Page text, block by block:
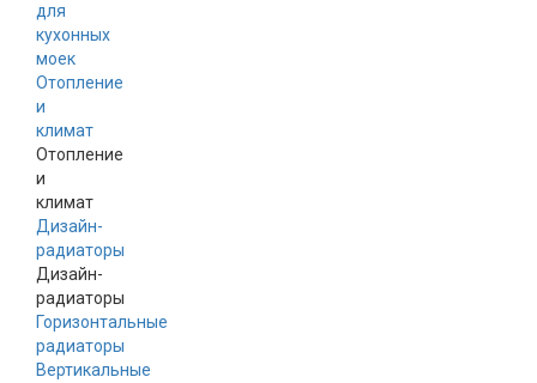
для
кухонных
моек
Отопление
и
климат
Отопление
и
климат
Дизайн-
радиаторы
Дизайн-
радиаторы
Горизонтальные
радиаторы
Вертикальные